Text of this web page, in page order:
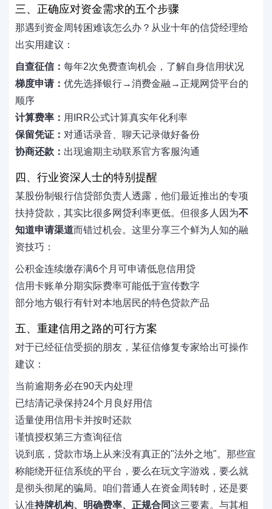
三、正确应对资金需求的五个步骤
那遇到资金周转困难该怎么办？从业十年的信贷经理给
出实用建议：
自查征信： 每年2次免费查询机会，了解自身信用状况
梯度申请： 优先选择银行→消费金融→正规网贷平台的
顺序
计算费率： 用IRR公式计算真实年化利率
保留凭证： 对通话录音、聊天记录做好备份
协商还款： 出现逾期主动联系官方客服沟通
四、行业资深人士的特别提醒
某股份制银行信贷部负责人透露，他们最近推出的专项
扶持贷款，其实比很多网贷利率更低。但很多人因为不
知道申请渠道而错过机会。这里分享三个鲜为人知的融
资技巧：
公积金连续缴存满6个月可申请低息信用贷
信用卡账单分期实际费率可能低于宣传数字
部分地方银行有针对本地居民的特色贷款产品
五、重建信用之路的可行方案
对于已经征信受损的朋友，某征信修复专家给出可操作
建议：
当前逾期务必在90天内处理
已结清记录保持24个月良好用信
适量使用信用卡并按时还款
谨慎授权第三方查询征信
说到底，贷款市场上从来没有真正的"法外之地"。那些宣
称能绕开征信系统的平台，要么在玩文字游戏，要么就
是彻头彻尾的骗局。咱们普通人在资金周转时，还是要
认准持牌机构、明确费率、正规合同这三要素。与其相